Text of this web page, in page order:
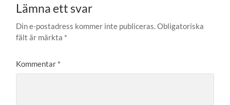
Lämna ett svar
Din e-postadress kommer inte publiceras.Obligatoriska
fält är märkta *
Kommentar *